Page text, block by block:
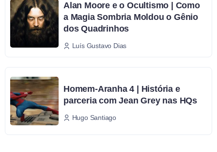
Alan Moore e o Ocultismo | Como
a Magia Sombria Moldou o Gênio
dos Quadrinhos
Luís Gustavo Dias
Homem-Aranha 4 | História e
parceria com Jean Grey nas HQs
Hugo Santiago